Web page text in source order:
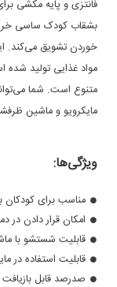
فانتزی و پایه مکشی
بشقاب کودک ساسی خرس
خوردن تشویق می‌کند.
مواد غذایی تولید
متنوع است. شما
مایکرویو و ماشین
ویژگی‌ها:
مناسب برای کودکان
امکان قرار دادن در
قابلیت شستشو با
قابلیت استفاده در
صدرصد قابل بازیافت